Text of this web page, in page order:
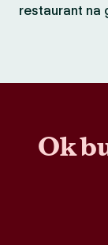
restaurant na
Ok